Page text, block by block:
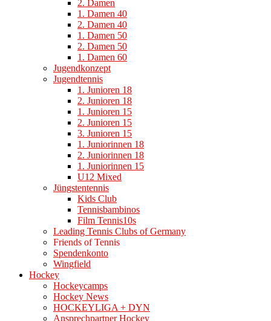
2. Damen
1. Damen 40
2. Damen 40
1. Damen 50
2. Damen 50
1. Damen 60
Jugendkonzept
Jugendtennis
1. Junioren 18
2. Junioren 18
1. Junioren 15
2. Junioren 15
3. Junioren 15
1. Juniorinnen 18
2. Juniorinnen 18
1. Juniorinnen 15
U12 Mixed
Jüngstentennis
Kids Club
Tennisbambinos
Film Tennis10s
Leading Tennis Clubs of Germany
Friends of Tennis
Spendenkonto
Wingfield
Hockey
Hockeycamps
Hockey News
HOCKEYLIGA + DYN
Ansprechpartner Hockey